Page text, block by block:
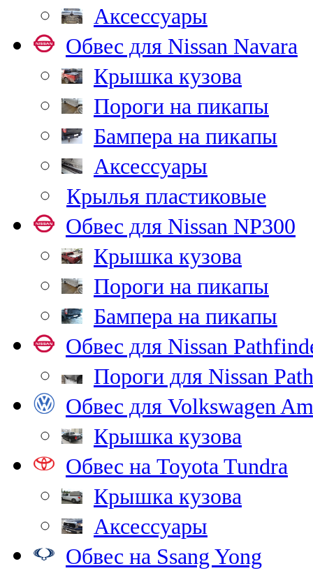
Аксессуары
Обвес для Nissan Navara
Крышка кузова
Пороги на пикапы
Бампера на пикапы
Аксессуары
Крылья пластиковые
Обвес для Nissan NP300
Крышка кузова
Пороги на пикапы
Бампера на пикапы
Обвес для Nissan
Пороги для Nissan
Обвес для Volkswagen
Крышка кузова
Обвес на Toyota Tundra
Крышка кузова
Аксессуары
Обвес на Ssang Yong